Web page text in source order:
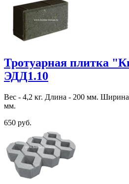
Тротуарная плитка
ЭДД1.10
Вес - 4,2 кг. Длина - 200 мм.
мм.
650 руб.